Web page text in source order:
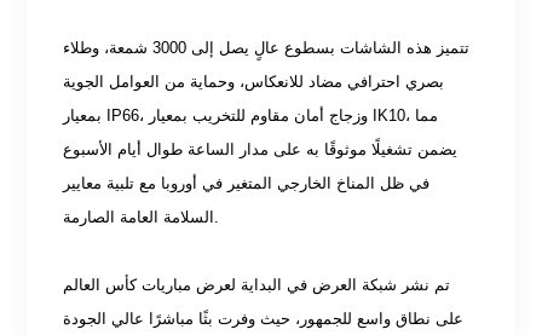
تتميز هذه الشاشات بسطوع عالٍ يصل إلى 3000 شمعة، وطلاء
بصري احترافي مضاد للانعكاس، وحماية من العوامل الجوية
بمعيار IP66، وزجاج أمان مقاوم للتخريب بمعيار IK10، مما
يضمن تشغيلًا موثوقًا به على مدار الساعة طوال أيام الأسبوع
في ظل المناخ الخارجي المتغير في أوروبا مع تلبية معايير
تم نشر شبكة العرض في البداية لعرض مباريات كأس العالم
على نطاق واسع للجمهور، حيث وفرت بثًا مباشرًا عالي الجودة